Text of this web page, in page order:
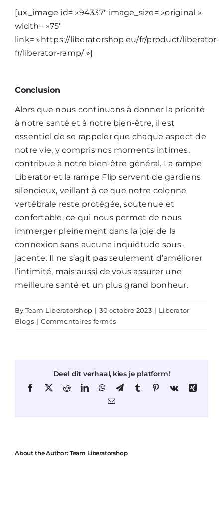
[ux_image id= »94337″ image_size= »original »
width= »75″
link= »https://liberatorshop.eu/fr/product/liberator-
fr/liberator-ramp/ »]
Conclusion
Alors que nous continuons à donner la priorité
à notre santé et à notre bien-être, il est
essentiel de se rappeler que chaque aspect de
notre vie, y compris nos moments intimes,
contribue à notre bien-être général. La rampe
Liberator et la rampe Flip servent de gardiens
silencieux, veillant à ce que notre colonne
vertébrale reste protégée, soutenue et
confortable, ce qui nous permet de nous
immerger pleinement dans la joie de la
connexion sans aucune inquiétude sous-
jacente. Il ne s’agit pas seulement d’améliorer
l’intimité, mais aussi de vous assurer une
meilleure santé et un plus grand bonheur.
By Team Liberatorshop | 30 octobre 2023 | Liberator
Blogs | Commentaires ferméssur
clé
tacite
santé
Deel dit verhaal, kies je platform!
Facebook
X RedditLinkedInWhatsApp
TelegramTumblr Pinterest
Vk
Xing
Email
About the Author: Team Liberatorshop